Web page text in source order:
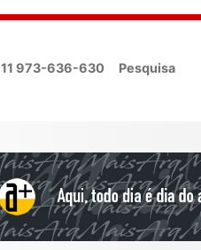
11 973-636-630 Pesquisa